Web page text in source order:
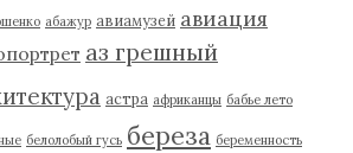
абажур авиамузей авиация
аз грешный
астра африканцы бабье лето
белолобый гусь береза беременность